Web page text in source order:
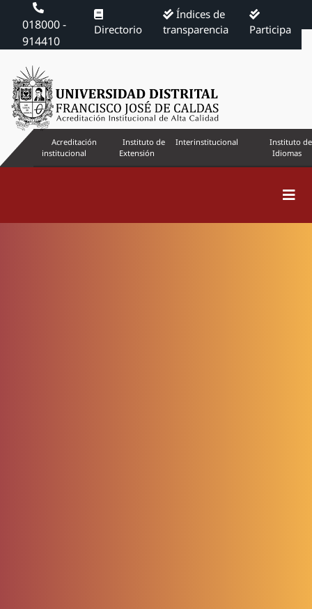
018000 -
914410
Directorio
Índices de
transparencia
Participa
Acreditación
institucional
Instituto de
Extensión
Interinstitucional
Instituto de
Idiomas